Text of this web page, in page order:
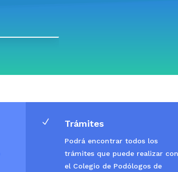
N Trámites
Podrá encontrar todos los
trámites que puede realizar con
el Colegio de Podólogos de